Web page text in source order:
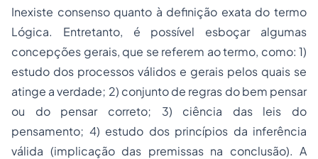
Inexiste consenso quanto à definição exata do termo
Lógica. Entretanto, é possível esboçar algumas
concepções gerais, que se referem ao termo, como: 1)
estudo dos processos válidos e gerais pelos quais se
atinge a verdade; 2) conjunto de regras do bem pensar
ou do pensar correto; 3) ciência das leis do
pensamento; 4) estudo dos princípios da inferência
válida (implicação das premissas na conclusão). A